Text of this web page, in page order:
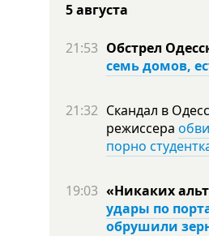
5 августа
21:53 Обстрел
семь домов,
21:32 Скандал в
режиссера
порно
19:03 «Никаких
удары по
обрушили